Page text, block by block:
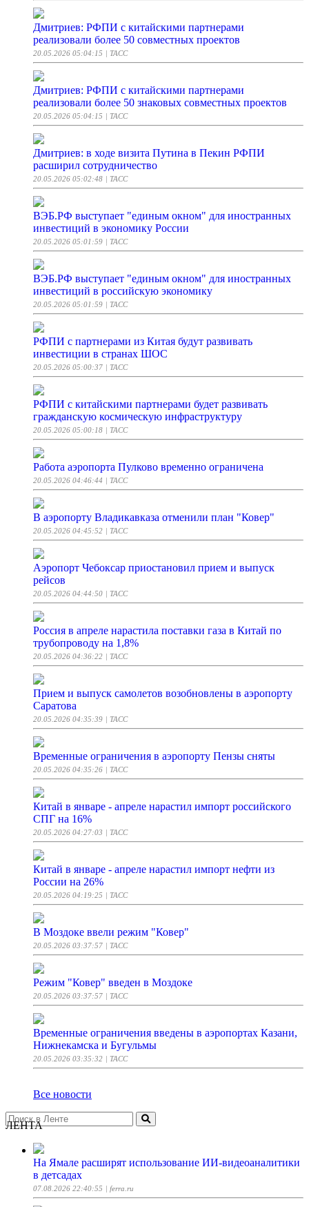
Дмитриев: РФПИ с китайскими партнерами
реализовали более 50 совместных проектов
20.05.2026 05:04:15 | ТАСС
Дмитриев: РФПИ с китайскими партнерами
реализовали более 50 знаковых совместных проектов
20.05.2026 05:04:15 | ТАСС
Дмитриев: в ходе визита Путина в Пекин РФПИ
расширил сотрудничество
20.05.2026 05:02:48 | ТАСС
ВЭБ.РФ выступает "единым окном" для иностранных
инвестиций в экономику России
20.05.2026 05:01:59 | ТАСС
ВЭБ.РФ выступает "единым окном" для иностранных
инвестиций в российскую экономику
20.05.2026 05:01:59 | ТАСС
РФПИ с партнерами из Китая будут развивать
инвестиции в странах ШОС
20.05.2026 05:00:37 | ТАСС
РФПИ с китайскими партнерами будет развивать
гражданскую космическую инфраструктуру
20.05.2026 05:00:18 | ТАСС
Работа аэропорта Пулково временно ограничена
20.05.2026 04:46:44 | ТАСС
В аэропорту Владикавказа отменили план "Ковер"
20.05.2026 04:45:52 | ТАСС
Аэропорт Чебоксар приостановил прием и выпуск
рейсов
20.05.2026 04:44:50 | ТАСС
Россия в апреле нарастила поставки газа в Китай по
трубопроводу на 1,8%
20.05.2026 04:36:22 | ТАСС
Прием и выпуск самолетов возобновлены в аэропорту
Саратова
20.05.2026 04:35:39 | ТАСС
Временные ограничения в аэропорту Пензы сняты
20.05.2026 04:35:26 | ТАСС
Китай в январе - апреле нарастил импорт российского
СПГ на 16%
20.05.2026 04:27:03 | ТАСС
Китай в январе - апреле нарастил импорт нефти из
России на 26%
20.05.2026 04:19:25 | ТАСС
В Моздоке ввели режим "Ковер"
20.05.2026 03:37:57 | ТАСС
Режим "Ковер" введен в Моздоке
20.05.2026 03:37:57 | ТАСС
Временные ограничения введены в аэропортах Казани,
Нижнекамска и Бугульмы
20.05.2026 03:35:32 | ТАСС
Все новости
ЛЕНТА
На Ямале расширят использование ИИ-видеоаналитики
в детсадах
07.08.2026 22:40:55 | ferra.ru